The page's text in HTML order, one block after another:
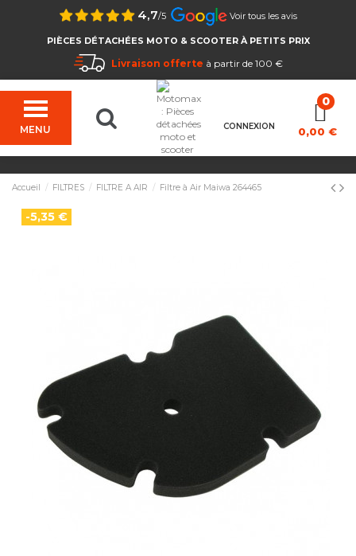
4,7/5 Voir tous les avis
PIÈCES DÉTACHÉES MOTO & SCOOTER À PETITS PRIX
Livraison offerte à partir de 100 €
MENU CONNEXION 0,00 €
Accueil FILTRES FILTRE A AIR Filtre à Air Maiwa 264465
-5,35 €